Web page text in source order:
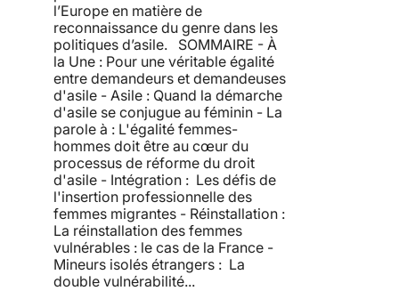
l’Europe en matière de
reconnaissance du genre dans les
politiques d’asile. SOMMAIRE - À
la Une : Pour une véritable égalité
entre demandeurs et demandeuses
d'asile - Asile : Quand la démarche
d'asile se conjugue au féminin - La
parole à : L'égalité femmes-
hommes doit être au cœur du
processus de réforme du droit
d'asile - Intégration : Les défis de
l'insertion professionnelle des
femmes migrantes - Réinstallation :
La réinstallation des femmes
vulnérables : le cas de la France -
Mineurs isolés étrangers : La
double vulnérabilité...